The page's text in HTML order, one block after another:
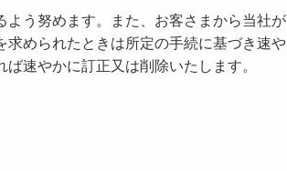
う努めます。また、お客さまから当社が
められたときは所定の手続に基づき速や
速やかに訂正又は削除いたします。